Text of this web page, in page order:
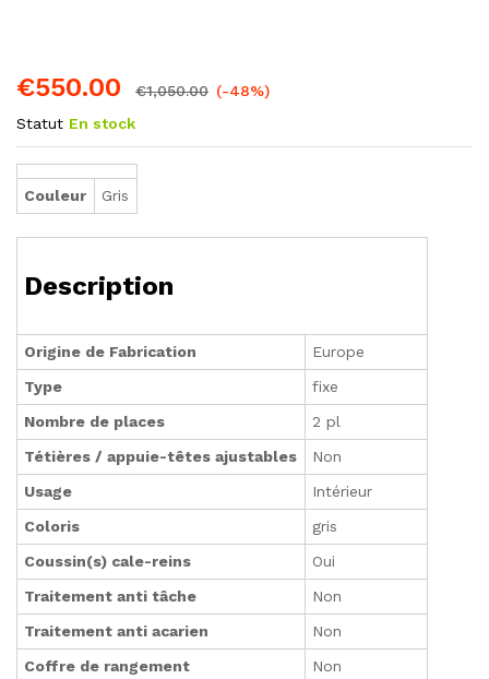
€550.00 €1,050.00 (-48%)
Statut En stock
Couleur Gris
Description
Origine de Fabrication
Europe
Type
fixe
Nombre de places
2 pl
Tétières / appuie-têtes ajustables
Non
Usage
Intérieur
Coloris
gris
Coussin(s) cale-reins
Oui
Traitement anti tâche
Non
Traitement anti acarien
Non
Coffre de rangement
Non